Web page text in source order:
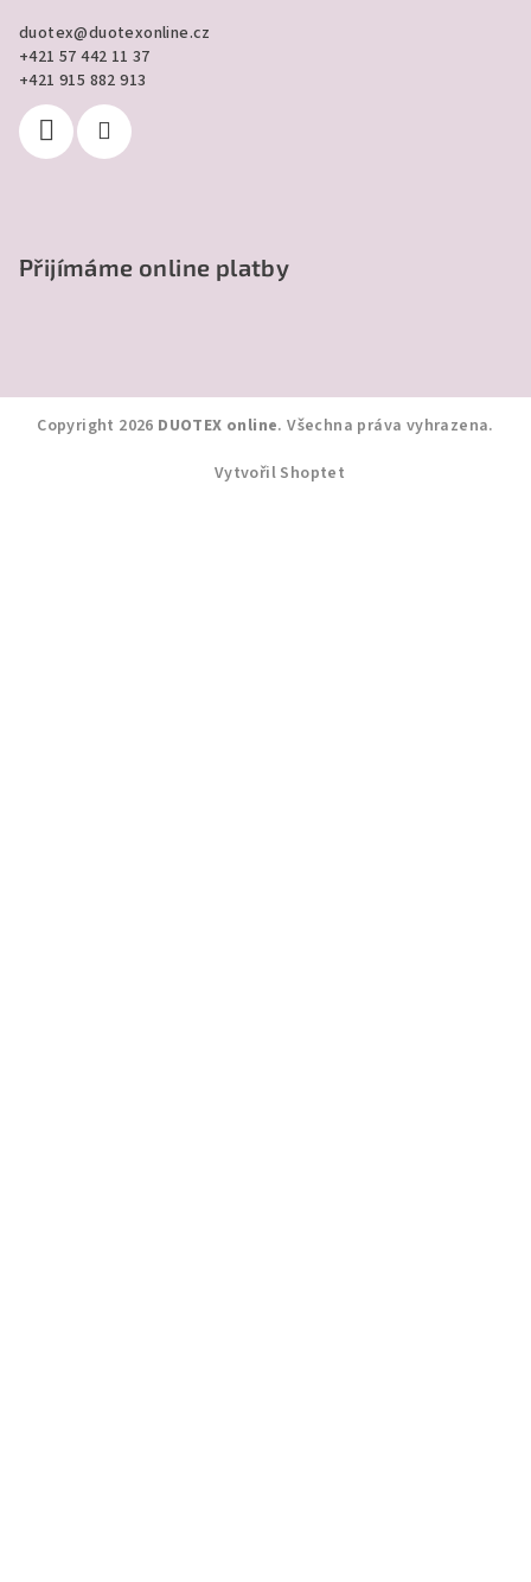
duotex@duotexonline.cz
+421 57 442 11 37
+421 915 882 913
Přijímáme online platby
Copyright 2026 DUOTEX online. Všechna práva vyhrazena.
Vytvořil Shoptet